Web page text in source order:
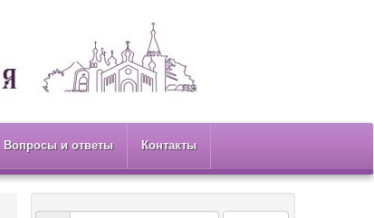
Вопросы и ответы Контакты